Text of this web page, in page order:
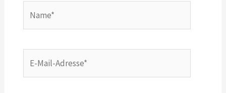
Mail-